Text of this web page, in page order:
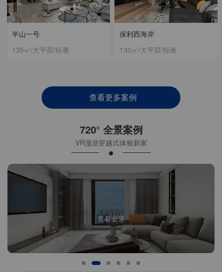
保利西海岸
130㎡/大平层/轻奢
半山一号
135㎡/大平层/轻奢
查看更多案例
720° 全景案例
VR漫游穿越式体验新家
查看全景